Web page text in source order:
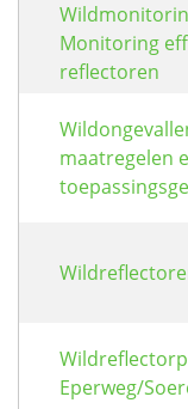
Monitoring
reflectoren
maatregelen
Eperweg/